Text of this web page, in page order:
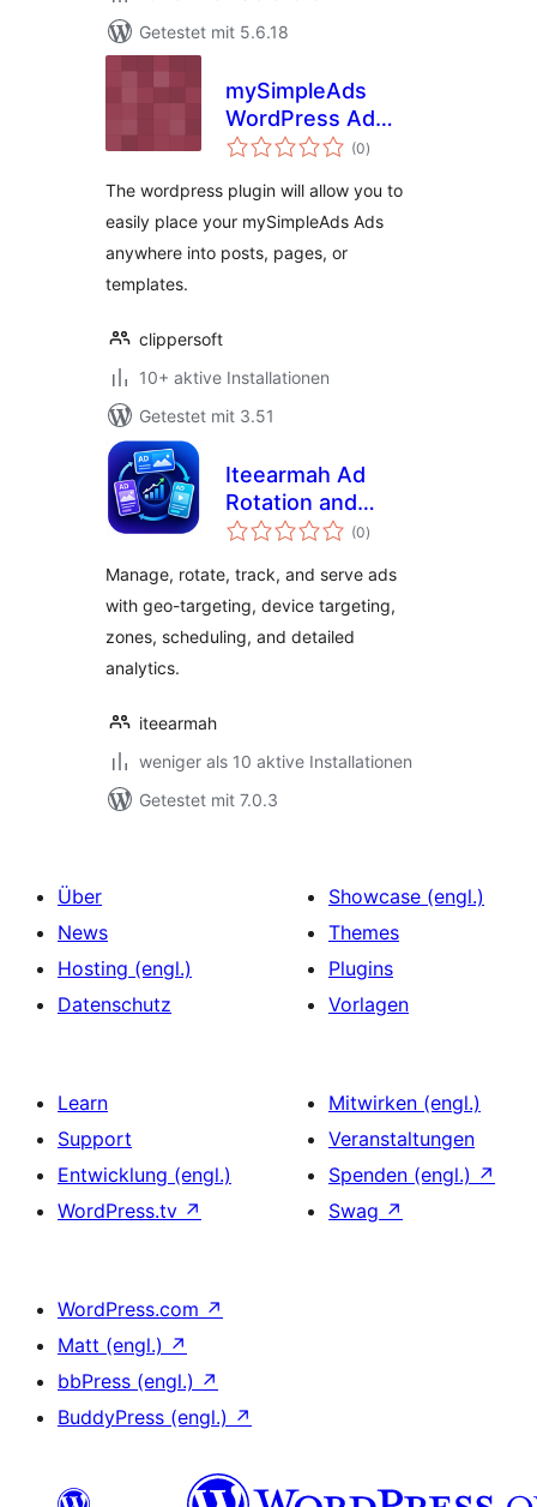
Getestet mit 5.6.18
mySimpleAds
WordPress Ad
Manager
(0Bewertungen
insgesamt
)
The wordpress plugin will allow you to
easily place your mySimpleAds Ads
anywhere into posts, pages, or
templates.
clippersoft
10+ aktive Installationen
Getestet mit 3.51
Iteearmah Ad
Rotation and
Analytics
(0Bewertungen
insgesamt
)
Manage, rotate, track, and serve ads
with geo-targeting, device targeting,
zones, scheduling, and detailed
analytics.
iteearmah
weniger als 10 aktive Installationen
Getestet mit 7.0.3
Über
News
Hosting (engl.)
Datenschutz
Showcase (engl.)
Themes
Plugins
Vorlagen
Learn
Support
Entwicklung (engl.)
WordPress.tv ↗
Mitwirken (engl.)
Veranstaltungen
Spenden (engl.) ↗
Swag ↗
WordPress.com ↗
Matt (engl.) ↗
bbPress (engl.) ↗
BuddyPress (engl.) ↗